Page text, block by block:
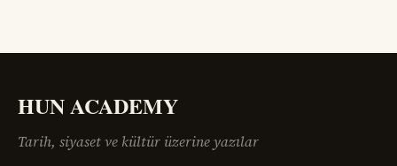
HUN ACADEMY
Tarih, siyaset ve kültür üzerine yazılar